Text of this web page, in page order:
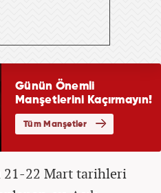
21-22 Mart tarihleri